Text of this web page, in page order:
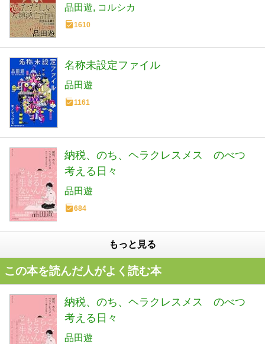
品田遊 コルシカ
1610
名称未設定ファイル
品田遊
1161
納税、のち、ヘラクレスメス のべつ
考える日々
品田遊
684
もっと見る
この本を読んだ人がよく読む本
納税、のち、ヘラクレスメス のべつ
考える日々
品田遊